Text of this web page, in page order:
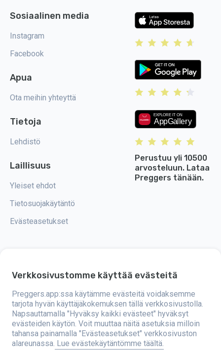
Sosiaalinen media
Instagram
Facebook
Apua
Ota meihin yhteyttä
Tietoja
Lehdistö
Laillisuus
Yleiset ehdot
Tietosuojakäytäntö
Evästeasetukset
Perustuu yli 10500
arvosteluun. Lataa
Preggers tänään.
Preggers on sovellus, jonka on kehittänyt ruotsalainen Stroller AB -yritys
helpompaa tuleville ja tuoreille vanhemmille ympäri maailmaa.
Monipuolinen tiimi ja asiantuntijayhteistyö ovat mahdollistaneet
käyttäjäystävällisten sovellusten kehittämisen, joita on jo käyttänyt yli
kaksi miljoonaa ihmistä. Preggers tarjoaa ainutlaatuisen 3D-kokemuksen,
jossa voi saada päivityksiä, vinkkejä ja työkaluja, jotka on räätälöity
kunkin raskauden vaiheen mukaan. Sovellus tukee myös tuoreita
vanhempia antamalla käytännön neuvoja vastasyntyneiden hoidosta.
Preggers arvostaa monimuotoisuutta ja osallisuutta sekä tukee eri
perhemuotoja. Sovellus on ladattu miljoonia kertoja 203 maassa ja sillä
Verkkosivustomme käyttää evästeitä
Preggers.app:ssa käytämme evästeitä voidaksemme
tarjota hyvän käyttäjäkokemuksen tällä verkkosivustolla.
Napsauttamalla "Hyväksy kaikki evästeet" hyväksyt
evästeiden käytön. Voit muuttaa näitä asetuksia milloin
tahansa painamalla "Evästeasetukset" verkkosivuston
alareunassa. Lue evästekäytäntömme täältä.